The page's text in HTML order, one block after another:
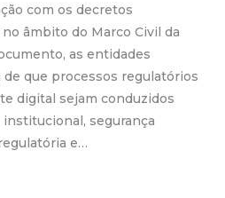
com os decretos
âmbito do Marco Civil da
as entidades
que processos regulatórios
digital sejam conduzidos
segurança
e…